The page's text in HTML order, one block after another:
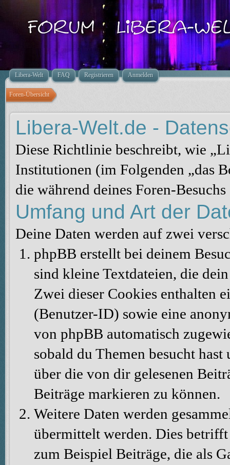
Libera-Welt FAQ Registrieren Anmelden
Foren-Übersicht
Libera-Welt.de -
Diese Richtlinie beschreibt, wie
Institutionen (im Folgenden „das
die während deines Foren-
Umfang und Art der
Deine Daten werden auf zwei
phpBB erstellt bei deinem
sind kleine Textdateien, die
Zwei dieser Cookies enthalten
(Benutzer-ID) sowie eine
von phpBB automatisch
sobald du Themen besucht
über die von dir gelesenen
Beiträge markieren zu können.
Weitere Daten werden
übermittelt werden. Dies
zum Beispiel Beiträge, die als